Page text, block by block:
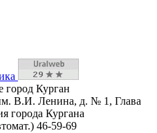
город Курган
В.И. Ленина, д. № 1, Глава
города Кургана
46-59-69